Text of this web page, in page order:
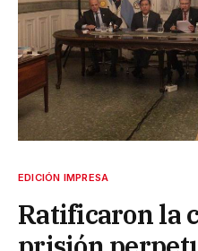
EDICIÓN IMPRESA
Ratificaron la